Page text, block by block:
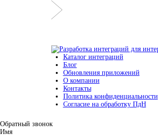
Каталог интеграций
Блог
Обновления приложений
О компании
Контакты
Политика конфиденциальности
Согласие на обработку ПдН
Обратный звонок
Имя